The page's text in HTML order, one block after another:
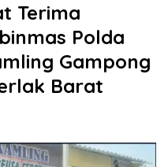
Terima
Polda
Gampong
Barat